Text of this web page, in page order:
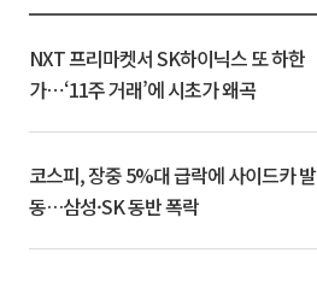
NXT 프리마켓서 SK하이닉스 또 하한
가⋯‘11주 거래’에 시초가 왜곡
코스피, 장중 5%대 급락에 사이드카 발
동…삼성·SK 동반 폭락